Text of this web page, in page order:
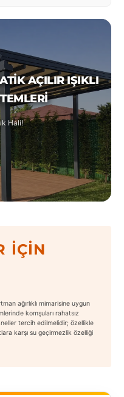
AÇILIR IŞIKLI
Hali!
İÇIN
ağırlıklı mimarisine uygun
komşuları rahatsız
tercih edilmelidir; özellikle
karşı su geçirmezlik özelliği